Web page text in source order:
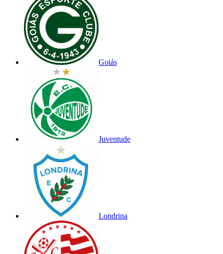
Goiás
Juventude
Londrina